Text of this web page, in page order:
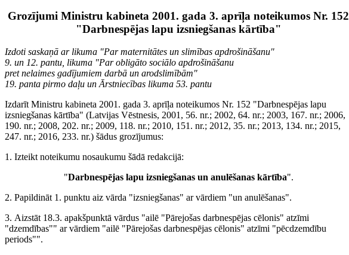
Grozījumi Ministru kabineta 2001. gada 3. aprīļa noteikumos Nr. 152
"Darbnespējas lapu izsniegšanas kārtība"
Izdoti saskaņā ar likuma "Par maternitātes un slimības apdrošināšanu"
9. un 12. pantu, likuma "Par obligāto sociālo apdrošināšanu
pret nelaimes gadījumiem darbā un arodslimībām"
19. panta pirmo daļu un Ārstniecības likuma 53. pantu
Izdarīt Ministru kabineta 2001. gada 3. aprīļa noteikumos Nr. 152 "Darbnespējas lapu
izsniegšanas kārtība" (Latvijas Vēstnesis, 2001, 56. nr.; 2002, 64. nr.; 2003, 167. nr.; 2006,
190. nr.; 2008, 202. nr.; 2009, 118. nr.; 2010, 151. nr.; 2012, 35. nr.; 2013, 134. nr.; 2015,
247. nr.; 2016, 233. nr.) šādus grozījumus:
1. Izteikt noteikumu nosaukumu šādā redakcijā:
"Darbnespējas lapu izsniegšanas un anulēšanas kārtība".
2. Papildināt 1. punktu aiz vārda "izsniegšanas" ar vārdiem "un anulēšanas".
3. Aizstāt 18.3. apakšpunktā vārdus "ailē "Pārejošas darbnespējas cēlonis" atzīmi
"dzemdības"" ar vārdiem "ailē "Pārejošas darbnespējas cēlonis" atzīmi "pēcdzemdību
periods"".